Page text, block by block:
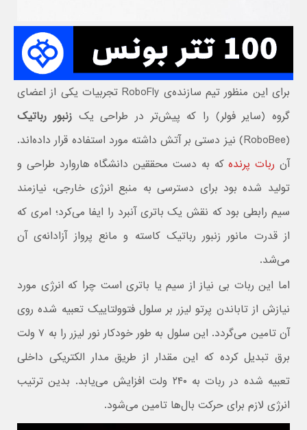
برای این منظور تیم سازنده‌ی RoboFly تجربیات یکی از اعضای
گروه (سایر فولر) را که پیش‌تر در طراحی یکزنبور رباتیک
(RoboBee) نیز دستی بر آتش داشته مورد استفاده قرار داده‌اند.
آن ربات پرندهکه به دست محققین دانشگاه هاروارد طراحی و
تولید شده بود برای دسترسی به منبع انرژی خارجی، نیازمند
سیم رابطی بود که نقش یک باتری آنبرد را ایفا می‌کرد؛ امری که
از قدرت مانور زنبور رباتیک کاسته و مانع پرواز آزادانه‌ی آن
می‌شد.
اما این ربات بی نیاز از سیم یا باتری است چرا که انرژی مورد
نیازش از تاباندن پرتو لیزر بر سلول فتوولتاییک تعبیه شده روی
آن تامین می‌گردد. این سلول به طور خودکار نور لیزر را به ۷ ولت
برق تبدیل کرده که این مقدار از طریق مدار الکتریکی داخلی
تعبیه شده در ربات به ۲۴۰ ولت افزایش می‌یابد. بدین ترتیب
انرژی لازم برای حرکت بال‌ها تامین می‌شود.